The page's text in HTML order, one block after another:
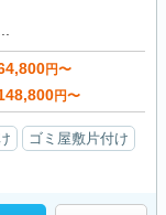
円〜
円〜
ゴミ屋敷片付け